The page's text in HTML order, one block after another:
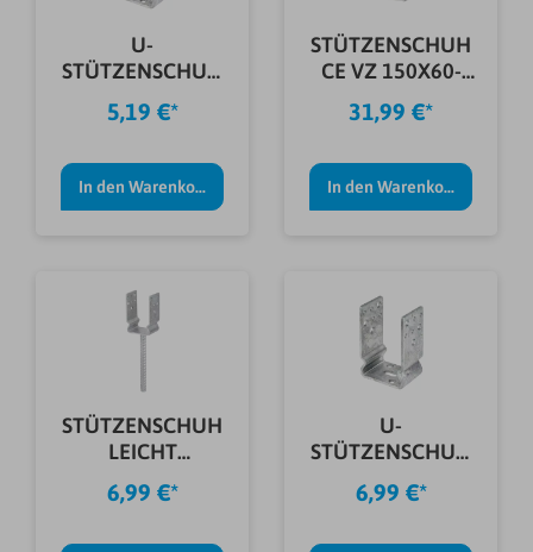
U-
STÜTZENSCHUH
FVZ.
81X60X125X4,5
5,19 €*
In den Warenkorb
STÜTZENSCHUH
CE VZ 150X60-
140X115X4,5 MM
31,99 €*
In den Warenkorb
STÜTZENSCHUH
LEICHT
FVZ.71X60X125X4
,0 MM
6,99 €*
U-
STÜTZENSCHUH
FVZ.
101X60X125X4,5
6,99 €*